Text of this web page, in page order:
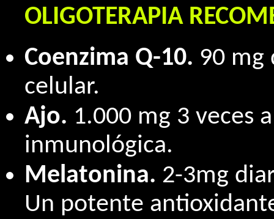
OLIGOTERAPIA
Coenzima Q-10. 90 mg
celular.
Ajo. 1.000 mg 3 veces
inmunológica.
Melatonina. 2-3mg
Un potente